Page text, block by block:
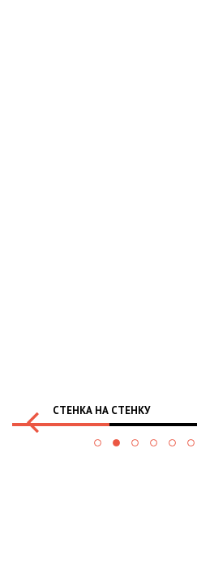
СТЕНКА НА СТЕНКУ